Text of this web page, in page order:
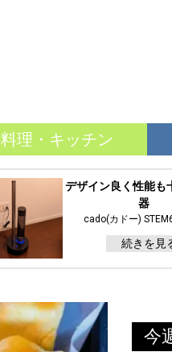
料理・キッチン
デザイン良く性能も
器
cado(カドー)
630i) Black
レミアム)
続きを見
今